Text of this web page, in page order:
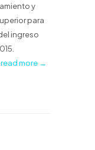
y
para
ingreso
read more →